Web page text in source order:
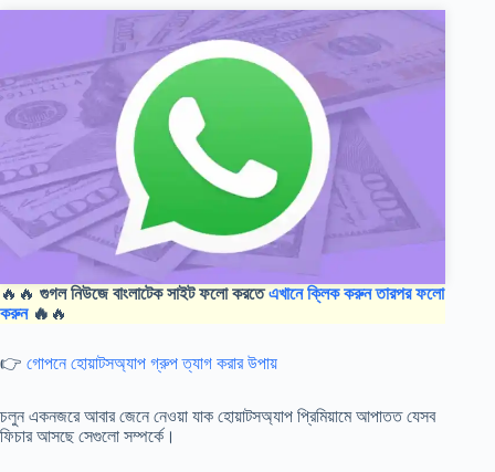
🔥🔥 গুগল নিউজে বাংলাটেক সাইট ফলো করতেএখানে ক্লিক করুন তারপর ফলো
করুন🔥 🔥
👉 গোপনে হোয়াটসঅ্যাপ গ্রুপ ত্যাগ করার উপায়
চলুন একনজরে আবার জেনে নেওয়া যাক হোয়াটসঅ্যাপ প্রিমিয়ামে আপাতত যেসব
ফিচার আসছে সেগুলো সম্পর্কে।